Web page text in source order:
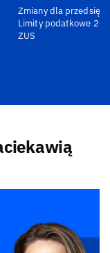
Zmiany dla
Limity podatkowe
ZUS